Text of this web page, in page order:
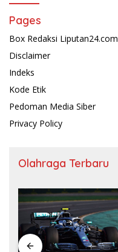
Pages
Box Redaksi Liputan24.com
Disclaimer
Indeks
Kode Etik
Pedoman Media Siber
Privacy Policy
Olahraga Terbaru